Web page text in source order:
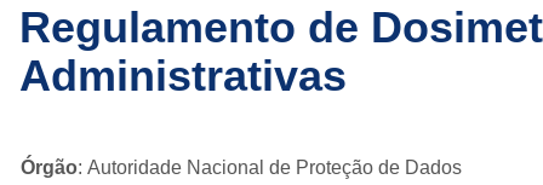
Regulamento de
Administrativas
Órgão: Autoridade Nacional de Proteção de Dados